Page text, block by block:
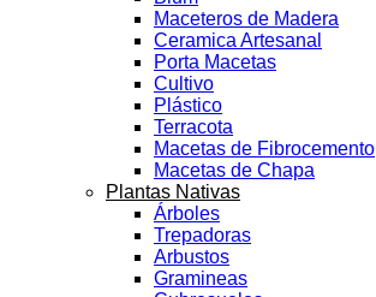
Maceteros de Madera
Ceramica Artesanal
Porta Macetas
Cultivo
Plástico
Terracota
Macetas de Fibrocemento
Macetas de Chapa
Plantas Nativas
Árboles
Trepadoras
Arbustos
Gramineas